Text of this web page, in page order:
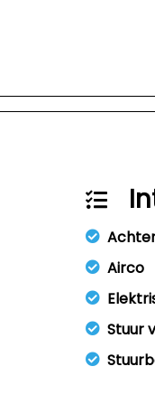
Airco
Stuur